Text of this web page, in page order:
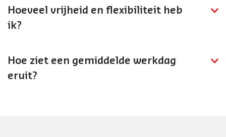
functies binnen de industriële afdeling.
Hoeveel vrijheid en flexibiliteit heb
ik?
voor het eindresultaat.
Hoe ziet een gemiddelde werkdag
eruit?